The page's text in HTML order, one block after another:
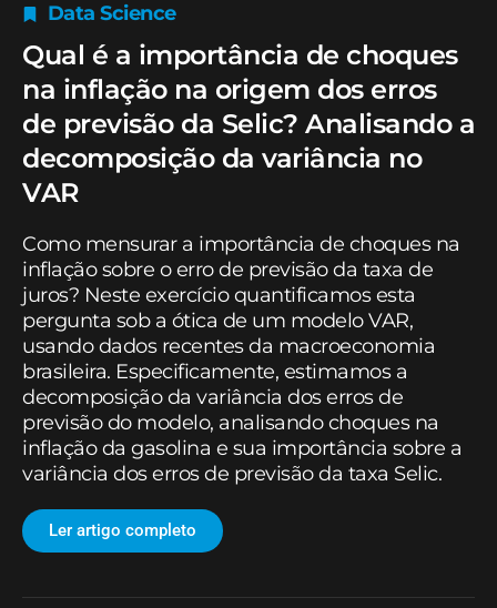
Data Science
Qual é a importância de choques
na inflação na origem dos erros
de previsão da Selic? Analisando a
decomposição da variância no
VAR
Como mensurar a importância de choques na
inflação sobre o erro de previsão da taxa de
juros? Neste exercício quantificamos esta
pergunta sob a ótica de um modelo VAR,
usando dados recentes da macroeconomia
brasileira. Especificamente, estimamos a
decomposição da variância dos erros de
previsão do modelo, analisando choques na
inflação da gasolina e sua importância sobre a
variância dos erros de previsão da taxa Selic.
Ler artigo completo